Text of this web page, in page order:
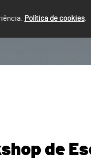
Política de cookies.
de